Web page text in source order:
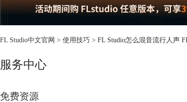
FL Studio中文官网 > 使用技巧 > FL Studio怎么混音流行人声
服务中心
免费资源